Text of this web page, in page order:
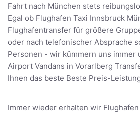
Fahrt nach München stets
Egal ob Flughafen Taxi Innsbruck
Flughafentransfer für größere
oder nach telefonischer Absprache
Personen - wir kümmern uns immer
Airport Vandans in Vorarlberg
Ihnen das beste Beste Preis-
Immer wieder erhalten wir